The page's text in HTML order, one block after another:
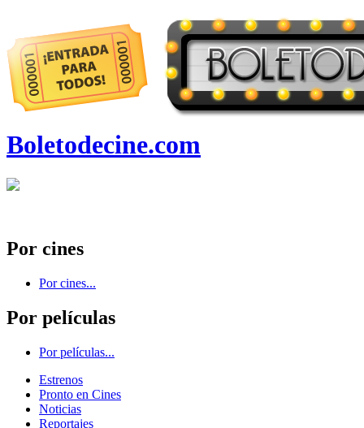
Boletodecine.com
Por cines
Por cines...
Por películas
Por películas...
Estrenos
Pronto en Cines
Noticias
Reportajes